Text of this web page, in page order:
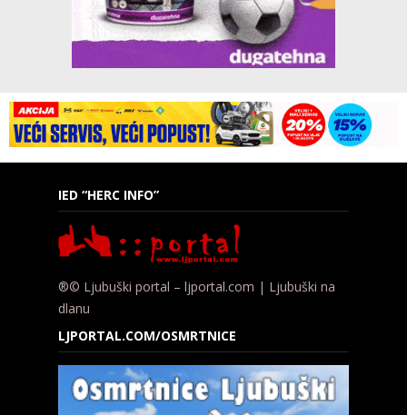
IED “HERC INFO”
®© Ljubuški portal – ljportal.com | Ljubuški na
dlanu
LJPORTAL.COM/OSMRTNICE